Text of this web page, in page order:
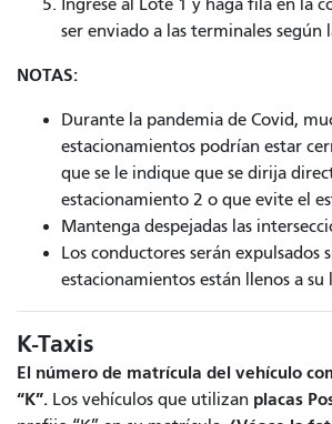
Ingrese al Lote 1 y haga fila en la
ser enviado a las terminales según
NOTAS:
Durante la pandemia de Covid,
estacionamientos podrían estar
que se le indique que se dirija
estacionamiento 2 o que evite el
Mantenga despejadas las
Los conductores serán expulsados
estacionamientos están llenos a su
K-Taxis
El número de matrícula del vehículo
“K”. Los vehículos que utilizan placas